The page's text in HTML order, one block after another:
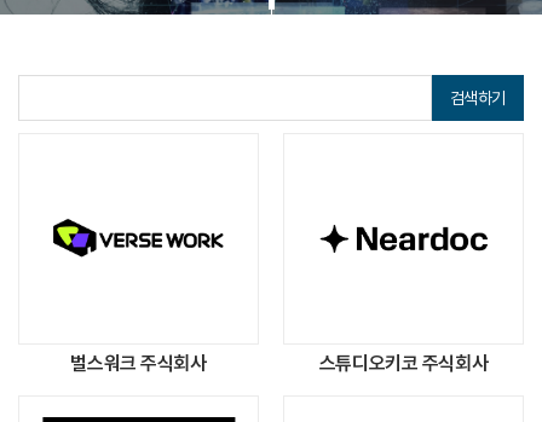
검색하기
벌스워크 주식회사 스튜디오키코 주식회사